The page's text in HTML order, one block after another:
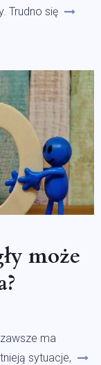
Trudno się
może
ma
sytuacje,